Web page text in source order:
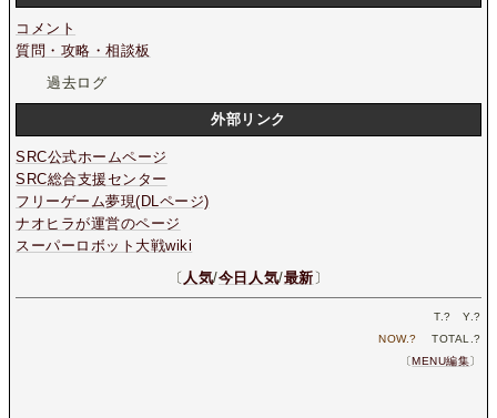
コメント
質問・攻略・相談板
過去ログ
外部リンク
SRC公式ホームページ
SRC総合支援センター
フリーゲーム夢現(DLページ)
ナオヒラが運営のページ
スーパーロボット大戦wiki
〔 人気/今日人気/最新 〕
T.? Y.?
NOW.? TOTAL.?
〔MENU編集〕